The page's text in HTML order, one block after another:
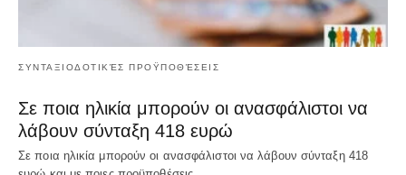
ΣΥΝΤΑΞΙΟΔΟΤΙΚΈΣ ΠΡΟΫΠΟΘΈΣΕΙΣ
Σε ποια ηλικία μπορούν οι ανασφάλιστοι να
λάβουν σύνταξη 418 ευρώ
Σε ποια ηλικία μπορούν οι ανασφάλιστοι να λάβουν σύνταξη 418